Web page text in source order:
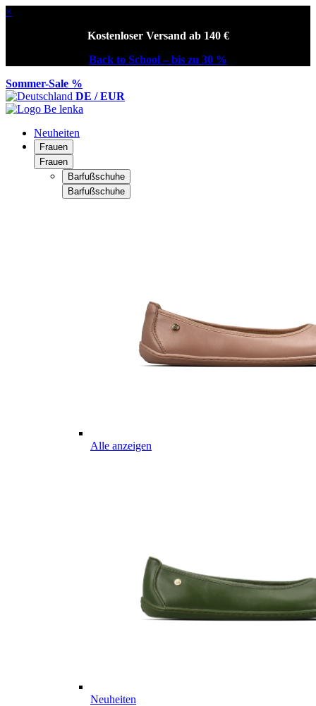
×
Kostenloser Versand ab 140 €
Back to School – bis zu 30 %
Sommer-Sale %
DE / EUR
Neuheiten
Frauen
Frauen
Barfußschuhe
Barfußschuhe
Alle anzeigen
Neuheiten